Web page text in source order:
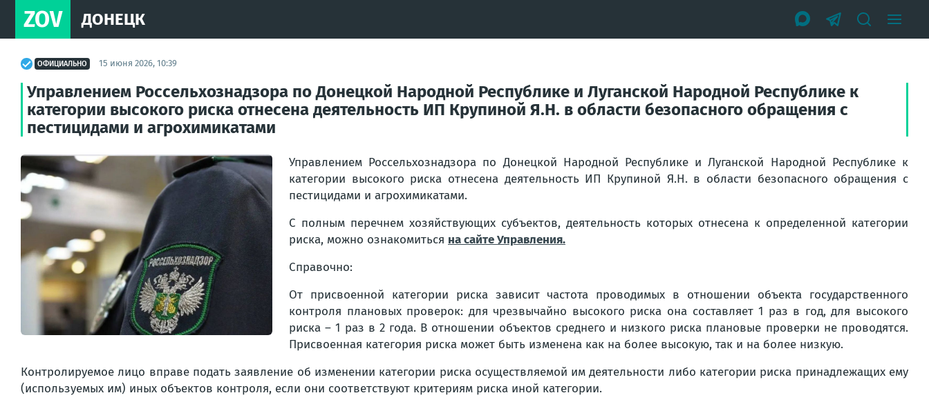
ZOV ДОНЕЦК
ОФИЦИАЛЬНО 15 июня 2026, 10:39
Управлением Россельхознадзора по Донецкой Народной Республике и Луганской Народной Республике к
категории высокого риска отнесена деятельность ИП Крупиной Я.Н. в области безопасного обращения с
пестицидами и агрохимикатами
Управлением Россельхознадзора по Донецкой Народной Республике и Луганской Народной Республике к
категории высокого риска отнесена деятельность ИП Крупиной Я.Н. в области безопасного обращения с
пестицидами и агрохимикатами.
С полным перечнем хозяйствующих субъектов, деятельность которых отнесена к определенной категории
риска, можно ознакомиться на сайте Управления.
Справочно:
От присвоенной категории риска зависит частота проводимых в отношении объекта государственного
контроля плановых проверок: для чрезвычайно высокого риска она составляет 1 раз в год, для высокого
риска – 1 раз в 2 года. В отношении объектов среднего и низкого риска плановые проверки не проводятся.
Присвоенная категория риска может быть изменена как на более высокую, так и на более низкую.
Контролируемое лицо вправе подать заявление об изменении категории риска осуществляемой им деятельности либо категории риска принадлежащих ему
(используемых им) иных объектов контроля, если они соответствуют критериям риска иной категории.